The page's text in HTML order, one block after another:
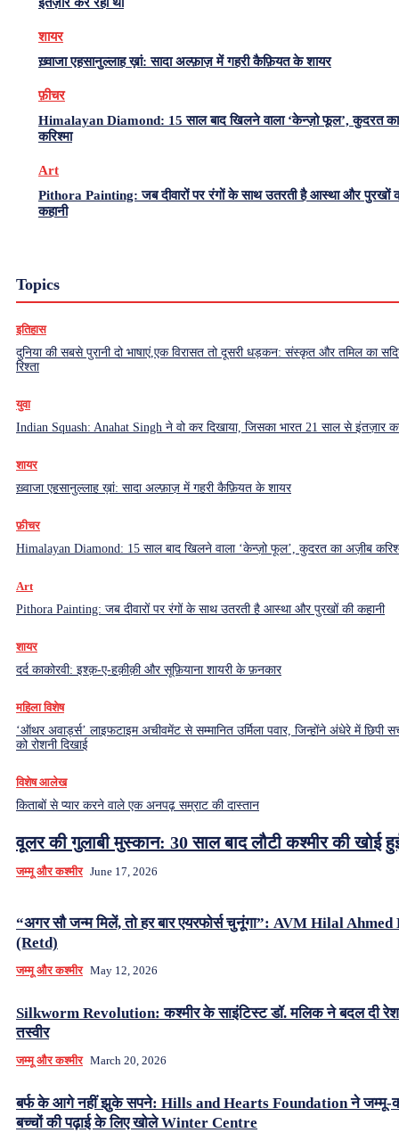
इंतज़ार कर रहा था
शायर
ख़्वाजा एहसानुल्लाह ख़ां: सादा अल्फ़ाज़ में गहरी कैफ़ियत के शायर
फ़ीचर
Himalayan Diamond: 15 साल बाद खिलने वाला ‘केन्ज़ो फूल’, कुदरत
करिश्मा
Art
Pithora Painting: जब दीवारों पर रंगों के साथ उतरती है आस्था और पुरखों
कहानी
Topics
इतिहास
दुनिया की सबसे पुरानी दो भाषाएं,एक विरासत तो दूसरी धड़कन: संस्कृत और तमिल का
रिश्ता
युवा
Indian Squash: Anahat Singh ने वो कर दिखाया, जिसका भारत 21 साल से इंतज़ार
शायर
ख़्वाजा एहसानुल्लाह ख़ां: सादा अल्फ़ाज़ में गहरी कैफ़ियत के शायर
फ़ीचर
Himalayan Diamond: 15 साल बाद खिलने वाला ‘केन्ज़ो फूल’, कुदरत का अज़ीब
Art
Pithora Painting: जब दीवारों पर रंगों के साथ उतरती है आस्था और पुरखों की कहानी
शायर
दर्द काकोरवी: इश्क़-ए-हक़ीक़ी और सूफ़ियाना शायरी के फ़नकार
महिला विशेष
‘ऑथर अवार्ड्स’ लाइफटाइम अचीवमेंट से सम्मानित उर्मिला पवार, जिन्होंने अंधेरे में छिपी
को रोशनी दिखाई
विशेष आलेख
किताबों से प्यार करने वाले एक अनपढ़ सम्राट की दास्तान
वूलर की गुलाबी मुस्कान: 30 साल बाद लौटी कश्मीर की खोई
जम्मू और कश्मीर June 17, 2026
“अगर सौ जन्म मिलें, तो हर बार एयरफोर्स चुनूंगा”: AVM Hilal
(Retd)
जम्मू और कश्मीर May 12, 2026
Silkworm Revolution: कश्मीर के साइंटिस्ट डॉ. मलिक ने बदल दी
तस्वीर
जम्मू और कश्मीर March 20, 2026
बर्फ के आगे नहीं झुके सपने: Hills and Hearts Foundation ने जम्मू-
बच्चों की पढ़ाई के लिए खोले Winter Centre